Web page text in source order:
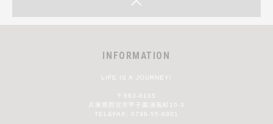
INFORMATION
LIFE IS A JOURNEY!
〒663-8165
兵庫県西宮市甲子園浦風町10-3
TEL&FAX: 0798-55-8901